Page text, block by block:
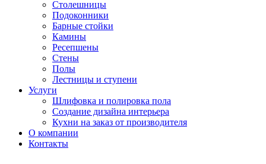
Столешницы
Подоконники
Барные стойки
Камины
Ресепшены
Стены
Полы
Лестницы и ступени
Услуги
Шлифовка и полировка пола
Создание дизайна интерьера
Кухни на заказ от производителя
О компании
Контакты